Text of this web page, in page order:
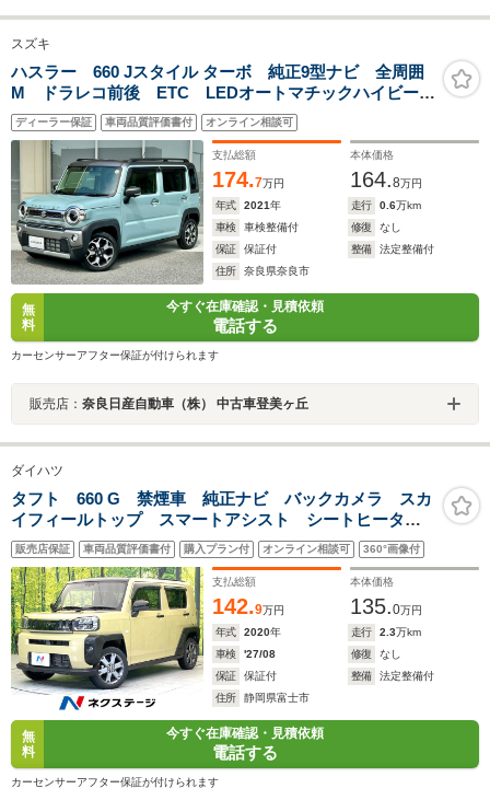
スズキ
ハスラー 660 Jスタイル ターボ 純正9型ナビ 全周囲
M ドラレコ前後 ETC LEDオートマチックハイビー
ム 前席シートヒータ レーダークルコン パドルシフ
ト スマートキー 衝突被害軽減ブレーキ 踏み間違い
防止 障害物センサ
ディーラー保証 車両品質評価書付 オンライン相談可
支払総額
174.7万円
本体価格
164.8万円
年式
2021年 走行 0.6万km
車検
車検整備付 修復
なし
保証
保証付 整備
法定整備付
住所
奈良県奈良市
無
料
今すぐ在庫確認・見積依頼
電話する
カーセンサーアフター保証が付けられます
販売店： 奈良日産自動車（株） 中古車登美ヶ丘
ダイハツ
タフト 660 G 禁煙車 純正ナビ バックカメラ スカ
イフィールトップ スマートアシスト シートヒータ
ー ETC スマートキー LEDヘッド オートライト
オートエアコン アイドリングストップ 電動格納ミラ
ー
販売店保証 車両品質評価書付 購入プラン付 オンライン相談可 360°画像付
支払総額
142.9万円
本体価格
135.0万円
年式
2020年 走行 2.3万km
車検
'27/08 修復
なし
保証
保証付 整備
法定整備付
住所
静岡県富士市
無
料
今すぐ在庫確認・見積依頼
電話する
カーセンサーアフター保証が付けられます